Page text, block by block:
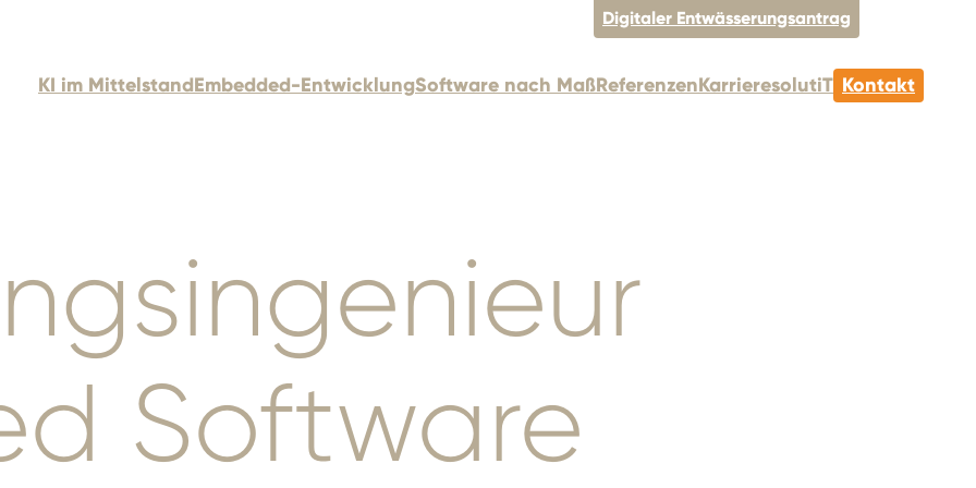
KI im MittelstandEmbedded-EntwicklungSoftware nach MaßReferenzenKarrieresolutiT Kontakt
Digitaler Entwässerungsantrag
Software